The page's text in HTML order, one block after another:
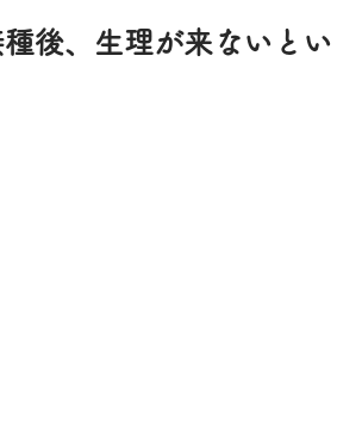
種後、生理が来ないと